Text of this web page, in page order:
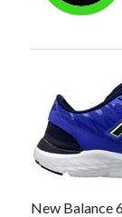
New Balance